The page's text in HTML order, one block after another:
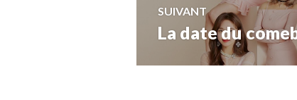
SUIVANT
Article
Suivant:
La date du